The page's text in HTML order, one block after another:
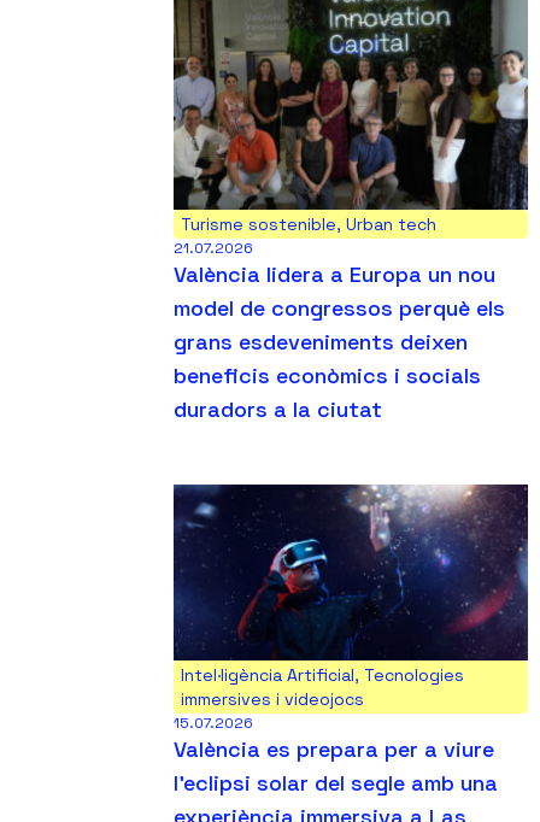
Turisme sostenible, Urban tech
21.07.2026
València lidera a Europa un nou
model de congressos perquè els
grans esdeveniments deixen
beneficis econòmics i socials
duradors a la ciutat
Intel·ligència Artificial, Tecnologies
immersives i videojocs
15.07.2026
València es prepara per a viure
l’eclipsi solar del segle amb una
experiència immersiva a Las